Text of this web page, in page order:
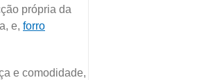
própria da
e, forro
e comodidade,